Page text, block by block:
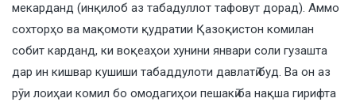
мекарданд (инқилоб аз табадуллот тафовут дорад). Аммо
сохторҳо ва мақомоти қудратии Қазоқистон комилан
собит карданд, ки воқеаҳои хунини январи соли гузашта
дар ин кишвар кушиши табаддулоти давлатӣ буд. Ва он аз
рӯи лоиҳаи комил бо омодагиҳои пешакӣ ба нақша гирифта